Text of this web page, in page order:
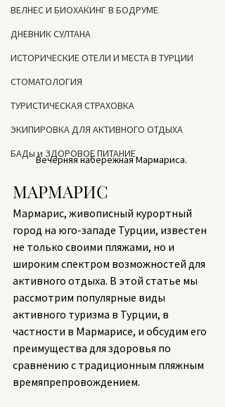
ВЕЛНЕС И БИОХАКИНГ В БОДРУМЕ
ДНЕВНИК СУЛТАНА
ИСТОРИЧЕСКИЕ ОТЕЛИ И МЕСТА В ТУРЦИИ
СТОМАТОЛОГИЯ
ТУРИСТИЧЕСКАЯ СТРАХОВКА
ЭКИПИРОВКА ДЛЯ АКТИВНОГО ОТДЫХА
БАДы и ЗДОРОВОЕ ПИТАНИЕ
Вечерняя набережная Мармариса.
МАРМАРИС
Мармарис, живописный курортный
город на юго-западе Турции, известен
не только своими пляжами, но и
широким спектром возможностей для
активного отдыха. В этой статье мы
рассмотрим популярные виды
активного туризма в Турции, в
частности в Мармарисе, и обсудим его
преимущества для здоровья по
сравнению с традиционным пляжным
времяпрепровождением.